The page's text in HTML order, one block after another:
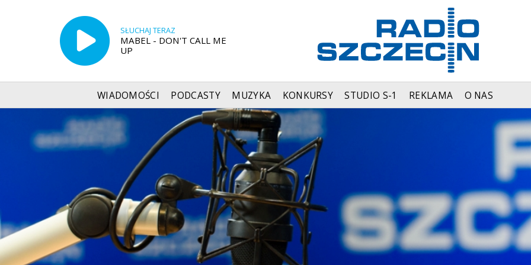
SŁUCHAJ TERAZ
MABEL - DON'T CALL ME
UP
WIADOMOŚCI PODCASTY MUZYKA KONKURSY STUDIO S-1 REKLAMA O NAS